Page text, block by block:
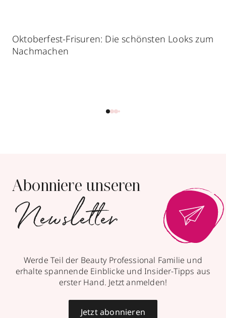
Oktoberfest-Frisuren: Die schönsten Looks zum
Nachmachen
Abonniere unseren
Newsletter
Werde Teil der Beauty Professional Familie und
erhalte spannende Einblicke und Insider-Tipps aus
erster Hand. Jetzt anmelden!
Jetzt abonnieren